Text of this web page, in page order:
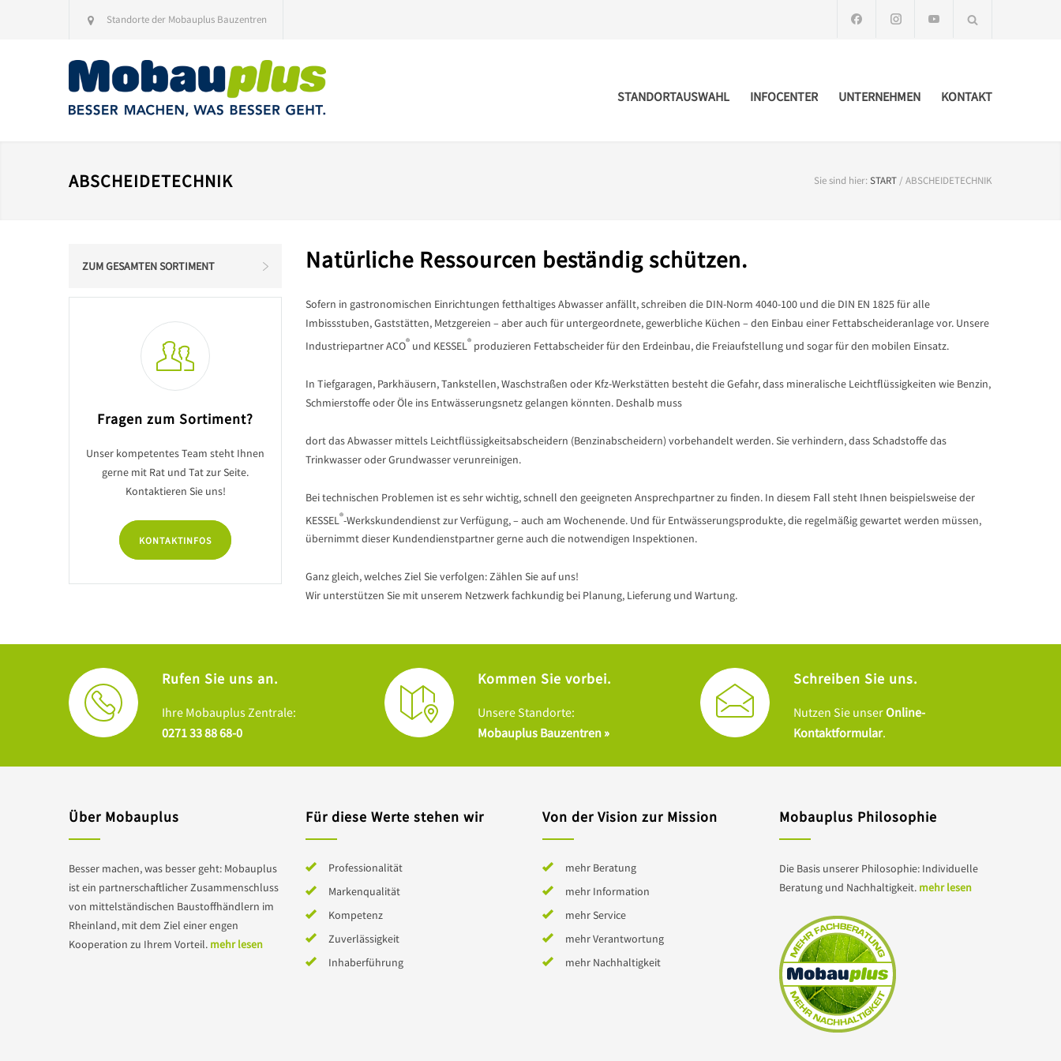
Standorte der Mobauplus Bauzentren
STANDORTAUSWAHL INFOCENTER UNTERNEHMEN KONTAKT
ABSCHEIDETECHNIK Sie sind hier:START / ABSCHEIDETECHNIK
ZUM GESAMTEN SORTIMENT
Fragen zum Sortiment?
Unser kompetentes Team steht Ihnen
gerne mit Rat und Tat zur Seite.
Kontaktieren Sie uns!
KONTAKTINFOS
Natürliche Ressourcen beständig schützen.
Sofern in gastronomischen Einrichtungen fetthaltiges Abwasser anfällt, schreiben die DIN-Norm 4040-100 und die DIN EN 1825 für alle
Imbissstuben, Gaststätten, Metzgereien – aber auch für untergeordnete, gewerbliche Küchen – den Einbau einer Fettabscheideranlage vor. Unsere
Industriepartner ACO® und KESSEL® produzieren Fettabscheider für den Erdeinbau, die Freiaufstellung und sogar für den mobilen Einsatz.
In Tiefgaragen, Parkhäusern, Tankstellen, Waschstraßen oder Kfz-Werkstätten besteht die Gefahr, dass mineralische Leichtflüssigkeiten wie Benzin,
Schmierstoffe oder Öle ins Entwässerungsnetz gelangen könnten. Deshalb muss
dort das Abwasser mittels Leichtflüssigkeitsabscheidern (Benzinabscheidern) vorbehandelt werden. Sie verhindern, dass Schadstoffe das
Trinkwasser oder Grundwasser verunreinigen.
Bei technischen Problemen ist es sehr wichtig, schnell den geeigneten Ansprechpartner zu finden. In diesem Fall steht Ihnen beispielsweise der
KESSEL ®-Werkskundendienst zur Verfügung, – auch am Wochenende. Und für Entwässerungsprodukte, die regelmäßig gewartet werden müssen,
übernimmt dieser Kundendienstpartner gerne auch die notwendigen Inspektionen.
Ganz gleich, welches Ziel Sie verfolgen: Zählen Sie auf uns!
Wir unterstützen Sie mit unserem Netzwerk fachkundig bei Planung, Lieferung und Wartung.
Rufen Sie uns an.
Ihre Mobauplus Zentrale:
0271 33 88 68-0
Kommen Sie vorbei.
Unsere Standorte:
Mobauplus Bauzentren »
Schreiben Sie uns.
Nutzen Sie unserOnline-
Kontaktformular.
Über Mobauplus
Besser machen, was besser geht: Mobauplus
ist ein partnerschaftlicher Zusammenschluss
von mittelständischen Baustoffhändlern im
Rheinland, mit dem Ziel einer engen
Kooperation zu Ihrem Vorteil. mehr lesen
Für diese Werte stehen wir
Professionalität
Markenqualität
Kompetenz
Zuverlässigkeit
Inhaberführung
Von der Vision zur Mission
mehr Beratung
mehr Information
mehr Service
mehr Verantwortung
mehr Nachhaltigkeit
Mobauplus Philosophie
Die Basis unserer Philosophie: Individuelle
Beratung und Nachhaltigkeit. mehr lesen